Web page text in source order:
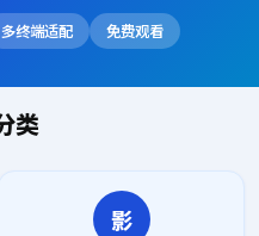
多终端适配 免费观看
类
影